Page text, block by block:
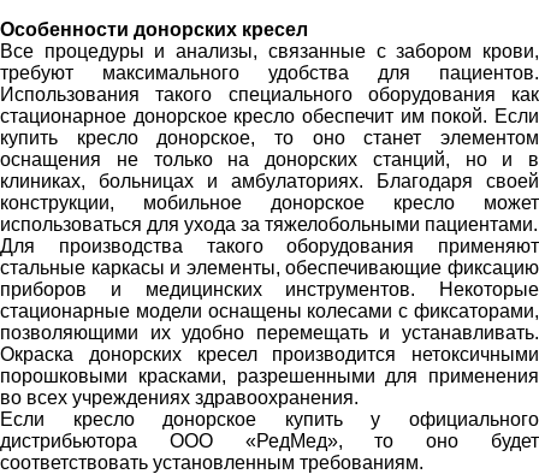
Особенности донорских кресел
Все процедуры и анализы, связанные с забором крови,
требуют максимального удобства для пациентов.
Использования такого специального оборудования как
стационарное донорское кресло обеспечит им покой. Если
купить кресло донорское, то оно станет элементом
оснащения не только на донорских станций, но и в
клиниках, больницах и амбулаториях. Благодаря своей
конструкции, мобильное донорское кресло может
использоваться для ухода за тяжелобольными пациентами.
Для производства такого оборудования применяют
стальные каркасы и элементы, обеспечивающие фиксацию
приборов и медицинских инструментов. Некоторые
стационарные модели оснащены колесами с фиксаторами,
позволяющими их удобно перемещать и устанавливать.
Окраска донорских кресел производится нетоксичными
порошковыми красками, разрешенными для применения
во всех учреждениях здравоохранения.
Если кресло донорское купить у официального
дистрибьютора ООО «РедМед», то оно будет
соответствовать установленным требованиям.